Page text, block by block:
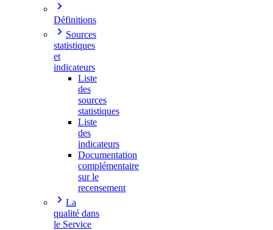
Définitions
Sources
statistiques
et
indicateurs
Liste
des
sources
statistiques
Liste
des
indicateurs
Documentation
complémentaire
sur le
recensement
La
qualité dans
le Service